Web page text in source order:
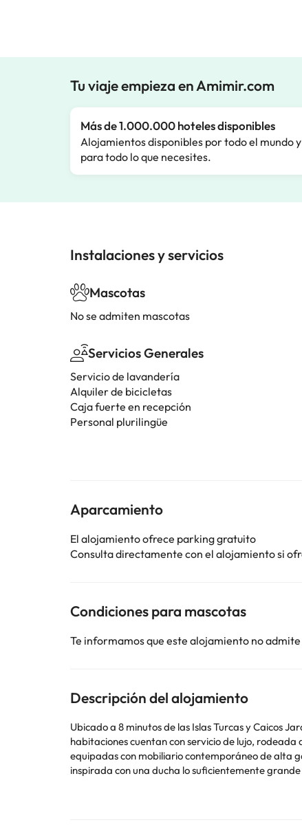
Tu viaje empieza en Amimir.com
Más de 1.000.000 hoteles disponibles
Alojamientos disponibles por todo el mundo y
para todo lo que necesites.
Instalaciones y servicios
Mascotas
No se admiten mascotas
Servicios Generales
Servicio de lavandería
Alquiler de bicicletas
Caja fuerte en recepción
Personal plurilingüe
Aparcamiento
El alojamiento ofrece parking gratuito
Consulta directamente con el alojamiento si
Condiciones para mascotas
Te informamos que este alojamiento no
Descripción del alojamiento
Ubicado a 8 minutos de las Islas Turcas y Caicos
habitaciones cuentan con servicio de lujo,
equipadas con mobiliario contemporáneo de alta
inspirada con una ducha lo suficientemente